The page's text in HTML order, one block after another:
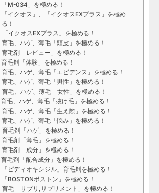
「M-034」を極める！
「イクオス」、「イクオスEXプラス」を極め
る！
「イクオスEXプラス」を極める！
育毛、ハゲ、薄毛「頭皮」を極める！
育毛剤「レビュー」を極める！
育毛剤「体験」を極める！
育毛、ハゲ、薄毛「エビデンス」を極める！
育毛、ハゲ、薄毛「男性」を極める！
育毛、ハゲ、薄毛「女性」を極める！
育毛、ハゲ、薄毛「抜け毛」を極める！
育毛、ハゲ、薄毛「生え際」を極める！
育毛、ハゲ、薄毛「悩み」を極める！
育毛剤「ハゲ」を極める！
育毛剤「薄毛」を極める！
育毛剤「成分」を極める！
育毛剤「配合成分」を極める！
「ピディオキシジル」育毛剤を極める！
「BOSTONボストン」を極める！
育毛「サプリ,サプリメント」を極める！